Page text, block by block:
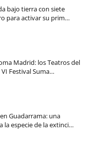
bajo tierra con siete
para activar su prim…
Madrid: los Teatros del
Festival Suma…
Guadarrama: una
la especie de la extinci…